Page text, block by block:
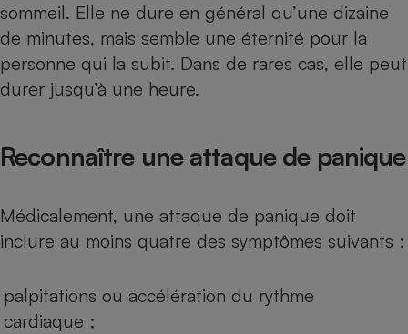
sommeil. Elle ne dure en général qu’une dizaine
de minutes, mais semble une éternité pour la
personne qui la subit. Dans de rares cas, elle peut
durer jusqu’à une heure.
Reconnaître une attaque de panique
Médicalement, une attaque de panique doit
inclure au moins quatre des symptômes suivants :
palpitations ou accélération du rythme
cardiaque ;
Lave-linge
Plaque de cuisson à
induction
Téléviseur
Smartphone
Antimoustique